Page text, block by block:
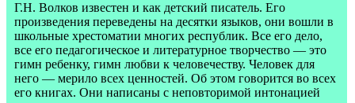
Г.Н. Волков известен и как детский писатель. Его
произведения переведены на десятки языков, они вошли в
школьные хрестоматии многих республик. Все его дело,
все его педагогическое и литературное творчество — это
гимн ребенку, гимн любви к человечеству. Человек для
него — мерило всех ценностей. Об этом говорится во всех
его книгах. Они написаны с неповторимой интонацией